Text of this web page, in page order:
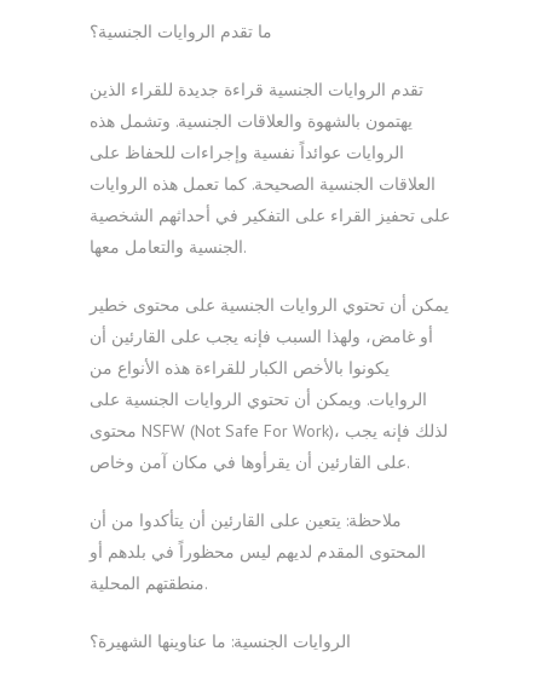
ما تقدم الروايات الجنسية؟
تقدم الروايات الجنسية قراءة جديدة للقراء الذين
يهتمون بالشهوة والعلاقات الجنسية. وتشمل هذه
الروايات عوائداً نفسية وإجراءات للحفاظ على
العلاقات الجنسية الصحيحة. كما تعمل هذه الروايات
على تحفيز القراء على التفكير في أحداثهم الشخصية
الجنسية والتعامل معها.
يمكن أن تحتوي الروايات الجنسية على محتوى خطير
أو غامض، ولهذا السبب فإنه يجب على القارئين أن
يكونوا بالأخص الكبار للقراءة هذه الأنواع من
الروايات. ويمكن أن تحتوي الروايات الجنسية على
محتوى NSFW (Not Safe For Work)، لذلك فإنه يجب
على القارئين أن يقرأوها في مكان آمن وخاص.
ملاحظة: يتعين على القارئين أن يتأكدوا من أن
المحتوى المقدم لديهم ليس محظوراً في بلدهم أو
منطقتهم المحلية.
الروايات الجنسية: ما عناوينها الشهيرة؟